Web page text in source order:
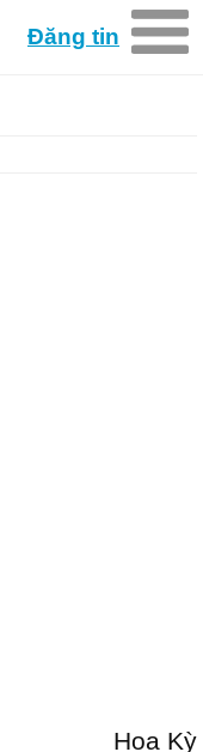
Đăng tin
Hoa Kỳ